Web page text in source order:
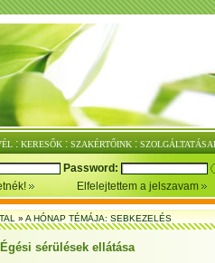
: KERESŐK : SZAKÉRTŐINK :
Password:
Elfelejtettem a jelszavam
»A HÓNAP TÉMÁJA: SEBKEZELÉS
Égési sérülések ellátása